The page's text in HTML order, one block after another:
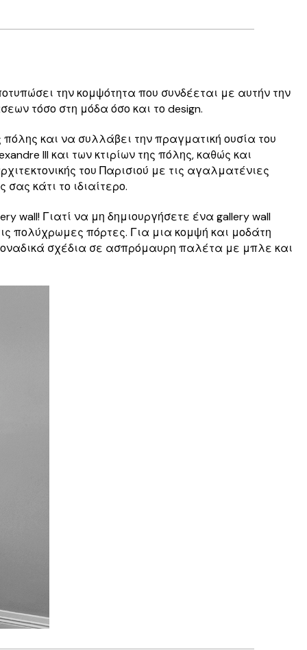
την κομψότητα που συνδέεται με αυτήν την
τόσο στη μόδα όσο και το design.
και να συλλάβει την πραγματική ουσία του
III και των κτιρίων της πόλης, καθώς και
του Παρισιού με τις αγαλματένιες
κάτι το ιδιαίτερο.
wall! Γιατί να μη δημιουργήσετε ένα gallery wall
πολύχρωμες πόρτες. Για μια κομψή και μοδάτη
σχέδια σε ασπρόμαυρη παλέτα με μπλε και